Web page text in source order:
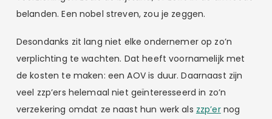
belanden. Een nobel streven, zou je zeggen.
Desondanks zit lang niet elke ondernemer op zo’n
verplichting te wachten. Dat heeft voornamelijk met
de kosten te maken: een AOV is duur. Daarnaast zijn
veel zzp’ers helemaal niet geïnteresseerd in zo’n
verzekering omdat ze naast hun werk als zzp’ernog